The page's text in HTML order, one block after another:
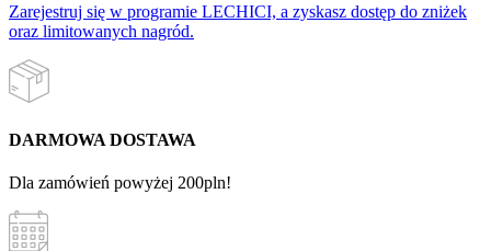
Zarejestruj się w programie LECHICI, a zyskasz dostęp do zniżek
oraz limitowanych nagród.
DARMOWA DOSTAWA
Dla zamówień powyżej 200pln!